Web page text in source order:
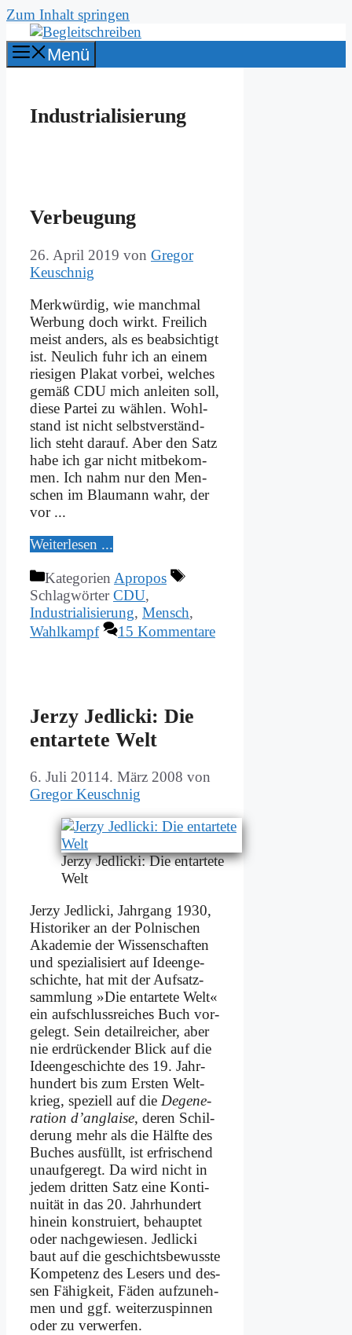
Zum Inhalt springen
Menü
Industrialisierung
Ver­beu­gung
26. April 2019 von Gregor
Keuschnig
Merk­wür­dig, wie manch­mal
Wer­bung doch wirkt. Frei­lich
meist an­ders, als es be­ab­sich­tigt
ist. Neu­lich fuhr ich an ei­nem
rie­si­gen Pla­kat vor­bei, wel­ches
ge­mäß CDU mich an­lei­ten soll,
die­se Par­tei zu wäh­len. Wohl­
stand ist nicht selbst­ver­ständ­
lich steht dar­auf. Aber den Satz
ha­be ich gar nicht mit­be­kom­
men. Ich nahm nur den Men­
schen im Blau­mann wahr, der
vor ...
Wei­ter­le­sen ...
Kategorien Apropos
SchlagwörterCDU,
Industrialisierung, Mensch,
Wahlkampf
15 Kommentare
Jer­zy Jedlicki: Die
ent­ar­te­te Welt
6. Juli 20114. März 2008 von
Gregor Keuschnig
Jer­zy Jedlicki: Die ent­ar­te­te
Welt
Jer­zy Jedlicki, Jahr­gang 1930,
Hi­sto­ri­ker an der Pol­ni­schen
Aka­de­mie der Wis­sen­schaf­ten
und spe­zia­li­siert auf Ideen­ge­
schich­te, hat mit der Auf­satz­
samm­lung »Die ent­ar­te­te Welt«
ein auf­schluss­rei­ches Buch vor­
ge­legt. Sein de­tail­rei­cher, aber
nie er­drücken­der Blick auf die
Ideen­ge­schich­te des 19. Jahr­
hun­dert bis zum Er­sten Welt­
krieg, spe­zi­ell auf die De­ge­ne­
ra­ti­on d’an­g­lai­se, de­ren Schil­
de­rung mehr als die Hälf­te des
Bu­ches aus­füllt, ist er­fri­schend
un­auf­ge­regt. Da wird nicht in
je­dem drit­ten Satz ei­ne Kon­ti­
nui­tät in das 20. Jahr­hun­dert
hin­ein kon­stru­iert, be­haup­tet
oder nach­ge­wie­sen. Jedlicki
baut auf die ge­schichts­be­wuss­te
Kom­pe­tenz des Le­sers und des­
sen Fä­hig­keit, Fä­den auf­zu­neh­
men und ggf. wei­ter­zu­spin­nen
oder zu ver­wer­fen.